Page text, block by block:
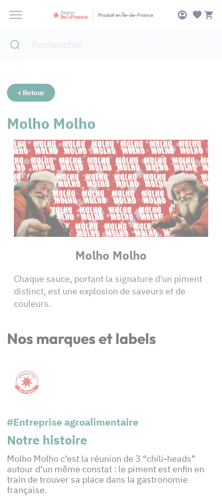
Produit en Île-de-France
< Retour
Molho Molho
Molho Molho
Chaque sauce, portant la signature d'un piment
distinct, est une explosion de saveurs et de
couleurs.
Nos marques et labels
#Entreprise agroalimentaire
Notre histoire
Molho Molho c’est la réunion de 3 “chili-heads”
autour d’un même constat : le piment est enfin en
train de trouver sa place dans la gastronomie
française.